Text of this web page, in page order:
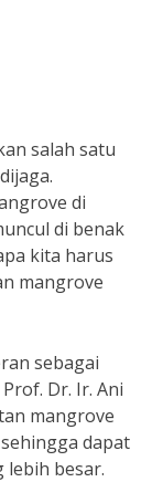
salah satu
di
di benak
kita harus
mangrove
sebagai
Dr. Ir. Ani
mangrove
dapat
lebih besar.